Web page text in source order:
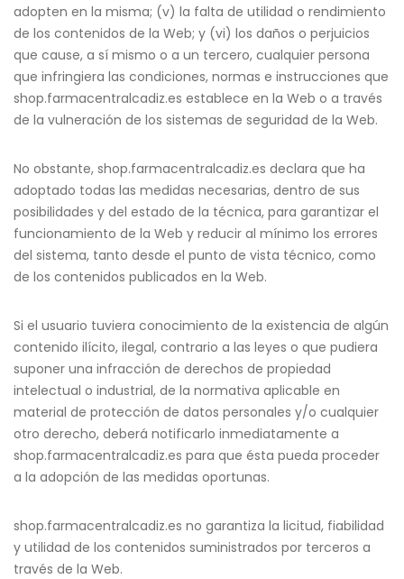
adopten en la misma; (v) la falta de utilidad o rendimiento
de los contenidos de la Web; y (vi) los daños o perjuicios
que cause, a sí mismo o a un tercero, cualquier persona
que infringiera las condiciones, normas e instrucciones que
shop.farmacentralcadiz.es establece en la Web o a través
de la vulneración de los sistemas de seguridad de la Web.
No obstante, shop.farmacentralcadiz.es declara que ha
adoptado todas las medidas necesarias, dentro de sus
posibilidades y del estado de la técnica, para garantizar el
funcionamiento de la Web y reducir al mínimo los errores
del sistema, tanto desde el punto de vista técnico, como
de los contenidos publicados en la Web.
Si el usuario tuviera conocimiento de la existencia de algún
contenido ilícito, ilegal, contrario a las leyes o que pudiera
suponer una infracción de derechos de propiedad
intelectual o industrial, de la normativa aplicable en
material de protección de datos personales y/o cualquier
otro derecho, deberá notificarlo inmediatamente a
shop.farmacentralcadiz.es para que ésta pueda proceder
a la adopción de las medidas oportunas.
shop.farmacentralcadiz.es no garantiza la licitud, fiabilidad
y utilidad de los contenidos suministrados por terceros a
través de la Web.